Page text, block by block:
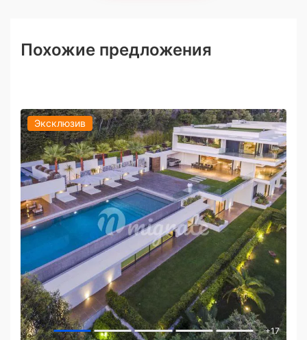
Похожие предложения
Эксклюзив
+17